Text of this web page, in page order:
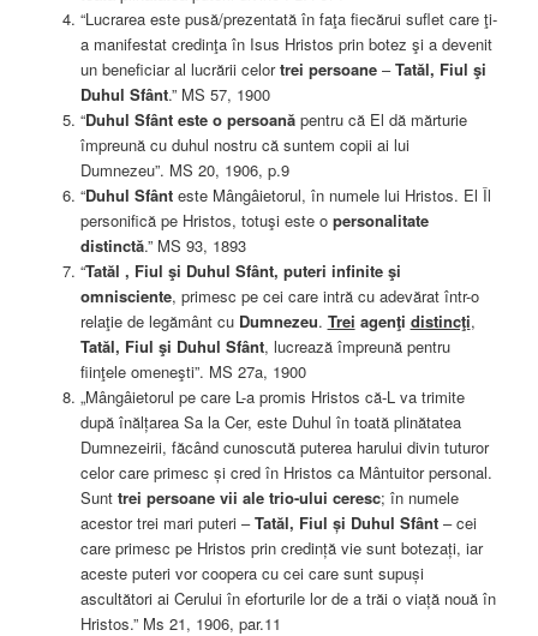
“Lucrarea este pusă/prezentată în faţa fiecărui suflet care ţi-
a manifestat credinţa în Isus Hristos prin botez şi a devenit
un beneficiar al lucrării celortrei persoane–Tatăl, Fiul şi
Duhul Sfânt.” MS 57, 1900
“Duhul Sfânt este o persoanăpentru că El dă mărturie
împreună cu duhul nostru că suntem copii ai lui
Dumnezeu”. MS 20, 1906, p.9
“Duhul Sfânteste Mângâietorul, în numele lui Hristos. El Îl
personifică pe Hristos, totuşi este o personalitate
distinctă.” MS 93, 1893
“Tatăl , Fiul şi Duhul Sfânt, puteri infinite şi
omnisciente, primesc pe cei care intră cu adevărat într-o
relaţie de legământ cu Dumnezeu. Trei agenţi distincţi,
Tatăl, Fiul şi Duhul Sfânt, lucrează împreună pentru
fiinţele omeneşti”. MS 27a, 1900
„Mângâietorul pe care L-a promis Hristos că-L va trimite
după înălțarea Sa la Cer, este Duhul în toată plinătatea
Dumnezeirii, făcând cunoscută puterea harului divin tuturor
celor care primesc și cred în Hristos ca Mântuitor personal.
Sunt trei persoane vii ale trio-ului ceresc; în numele
acestor trei mari puteri –Tatăl, Fiul și Duhul Sfânt– cei
care primesc pe Hristos prin credință vie sunt botezați, iar
aceste puteri vor coopera cu cei care sunt supuși
ascultători ai Cerului în eforturile lor de a trăi o viață nouă în
Hristos.” Ms 21, 1906, par.11